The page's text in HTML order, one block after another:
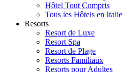
Hôtel Tout Compris
Tous les Hôtels en Italie
Resorts
Resort de Luxe
Resort Spa
Resort de Plage
Resorts Familiaux
Resorts pour Adultes